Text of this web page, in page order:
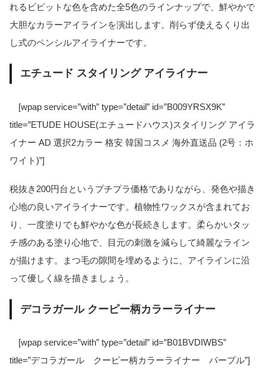
れるビビットな色を含めた全5色のラインナップで、鮮やかで
大胆なカラーアイラインを演出します。削らず使えるくり出
し式のペンシルアイライナーです。
エチュード スタイリング アイライナー
[wpap service=”with” type=”detail” id=”B009YRSX9K”
title=”ETUDE HOUSE(エチュードハウス)スタイリング アイラ
イナー AD 選択2カラー 格安 韓国コスメ 海外直送品 (2号：ホ
ワイト)”]
税抜き200円台というプチプラ価格でありながら、発色や描き
心地の良いアイライナーです。植物性ワックスが含まれてお
り、一度塗りでも鮮やかな色が長続きします。柔らかいタッ
チ感のある塗り心地で、目元の刺激を減らして綺麗なライン
が描けます。まつ毛の隙間を埋めるように、アイラインに沿
って優しく線を描きましょう。
デコラガール クーピー柄カラーライナー
[wpap service=”with” type=”detail” id=”B01BVDIWBS”
title=”デコラガール クーピー柄カラーライナー パープル”]